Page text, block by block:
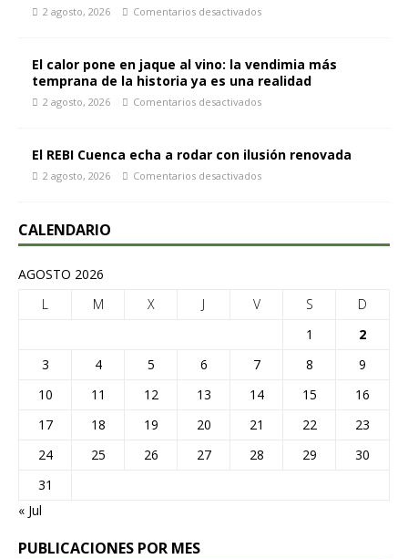
2 agosto, 2026 Comentarios desactivados
El calor pone en jaque al vino: la vendimia más
temprana de la historia ya es una realidad
2 agosto, 2026 Comentarios desactivados
El REBI Cuenca echa a rodar con ilusión renovada
2 agosto, 2026 Comentarios desactivados
CALENDARIO
AGOSTO 2026
L
M X J V S
D
1
2
3
4 5 6 7 8
9
10
11 12 13 14 15
16
17
18 19 20 21 22
23
24
25 26 27 28 29
30
31
« Jul
PUBLICACIONES POR MES